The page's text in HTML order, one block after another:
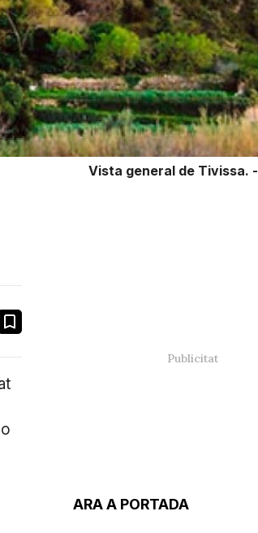
Vista general de Tivissa. -
ARA A PORTADA